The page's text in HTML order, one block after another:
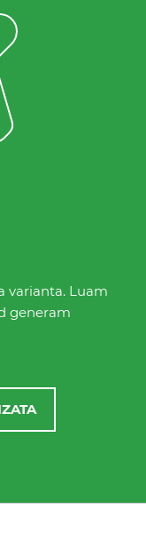
varianta. Luam
generam